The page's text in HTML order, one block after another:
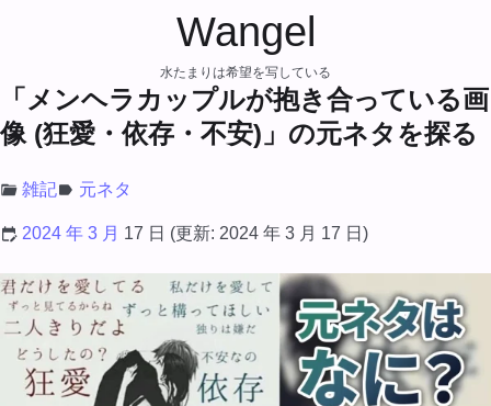
Wangel
水たまりは希望を写している
「メンヘラカップルが抱き合っている画
像 (狂愛・依存・不安)」の元ネタを探る
雑記 元ネタ
2024 年 3 月 17 日 (更新: 2024 年 3 月 17 日 )